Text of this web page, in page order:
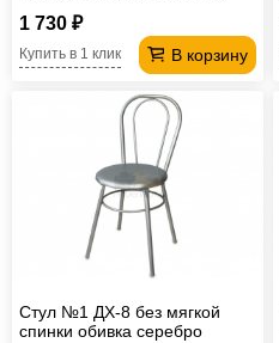
1 730 ₽
В корзину
Купить в 1 клик
Стул №1 ДХ-8 без мягкой
спинки обивка серебро